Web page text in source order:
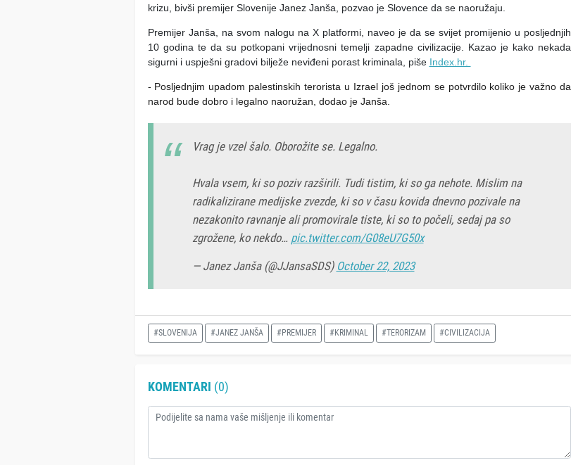
krizu, bivši premijer Slovenije Janez Janša, pozvao je Slovence da se naoružaju.
Premijer Janša, na svom nalogu na X platformi, naveo je da se svijet promijenio u posljednjih
10 godina te da su potkopani vrijednosni temelji zapadne civilizacije. Kazao je kako nekada
sigurni i uspješni gradovi bilježe neviđeni porast kriminala, piše Index.hr.
- Posljednjim upadom palestinskih terorista u Izrael još jednom se potvrdilo koliko je važno da
narod bude dobro i legalno naoružan, dodao je Janša.
Vrag je vzel šalo. Oborožite se. Legalno.
Hvala vsem, ki so poziv razširili. Tudi tistim, ki so ga nehote. Mislim na
radikalizirane medijske zvezde, ki so v času kovida dnevno pozivale na
nezakonito ravnanje ali promovirale tiste, ki so to počeli, sedaj pa so
zgrožene, ko nekdo… pic.twitter.com/G08eU7G50x
— Janez Janša (@JJansaSDS) October 22, 2023
#SLOVENIJA #JANEZ JANŠA #PREMIJER #KRIMINAL #TERORIZAM #CIVILIZACIJA
KOMENTARI (0)